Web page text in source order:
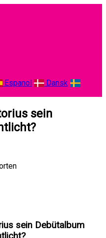
Espanol
Dansk
sein
sein Debütalbum